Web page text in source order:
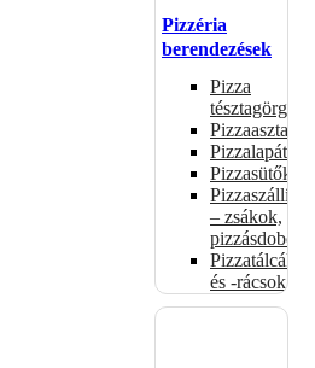
Pizzéria
berendezések
Pizza
tésztagörgők
Pizzaasztalok
Pizzalapátok
Pizzasütők
Pizzaszállítás
– zsákok,
pizzásdobozok
Pizzatálcák
és -rácsok